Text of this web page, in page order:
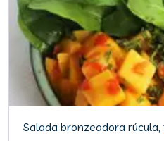
Salada bronzeadora